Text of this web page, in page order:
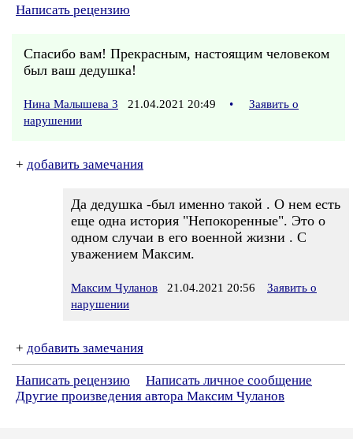
Написать рецензию
Спасибо вам! Прекрасным, настоящим человеком
был ваш дедушка!
Нина Малышева 3 21.04.2021 20:49 •
Заявить о
нарушении
+ добавить замечания
Да дедушка -был именно такой . О нем есть
еще одна история "Непокоренные". Это о
одном случаи в его военной жизни . С
уважением Максим.
Максим Чуланов 21.04.2021 20:56
Заявить о
нарушении
+ добавить замечания
Написать рецензию
Написать личное сообщение
Другие произведения автора Максим Чуланов